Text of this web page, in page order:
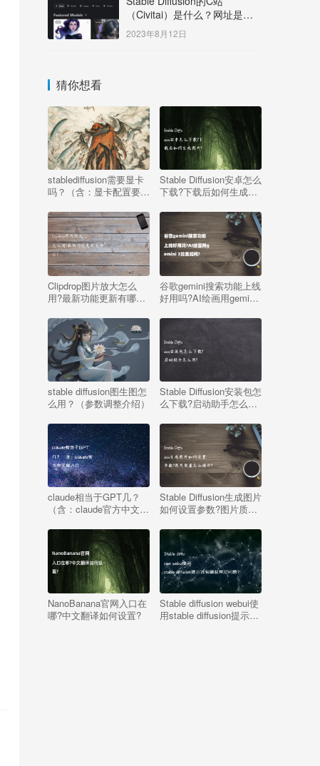
（Civitai）是什么？网址是多
少？
2023年8月12日
猜你想看
stablediffusion需要显卡
吗？（含：显卡配置要
Stable Diffusion安卓怎么
下载?下载后如何生成图
Clipdrop图片放大怎么
用?最新功能更新有哪
谷歌gemini搜索功能上线
好用吗?AI绘画用gemini
stable diffusion图生图怎
么用？（参数调整介绍）
Stable Diffusion安装包怎
么下载?启动助手怎么
claude相当于GPT几？
（含：claude官方中文版
Stable Diffusion生成图片
如何设置参数?图片质量
NanoBanana官网入口在
哪?中文翻译如何设置?
Stable diffusion webui使
用stable diffusion提示词